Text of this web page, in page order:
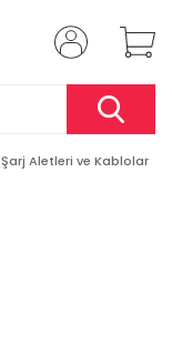
Şarj Aletleri ve Kablolar